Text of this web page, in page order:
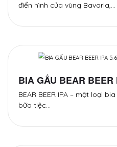
điển hình của vùng Bavaria,…
BIA GẤU BEAR BEER
BEAR BEER IPA – một loại
bữa tiệc…